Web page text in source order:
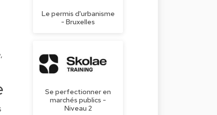
Le permis d'urbanisme
- Bruxelles
Se perfectionner en
marchés publics -
Niveau 2